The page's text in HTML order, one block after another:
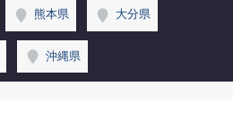
熊本県 大分県
沖縄県